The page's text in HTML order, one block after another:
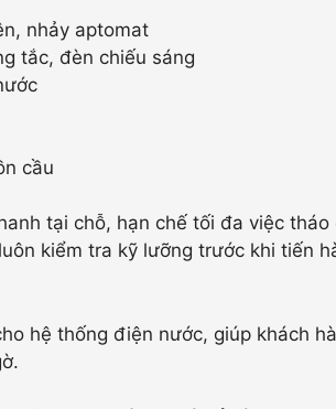
nhảy aptomat
tắc, đèn chiếu sáng
cầu
tại chỗ, hạn chế tối đa việc tháo
kiểm tra kỹ lưỡng trước khi tiến
hệ thống điện nước, giúp khách